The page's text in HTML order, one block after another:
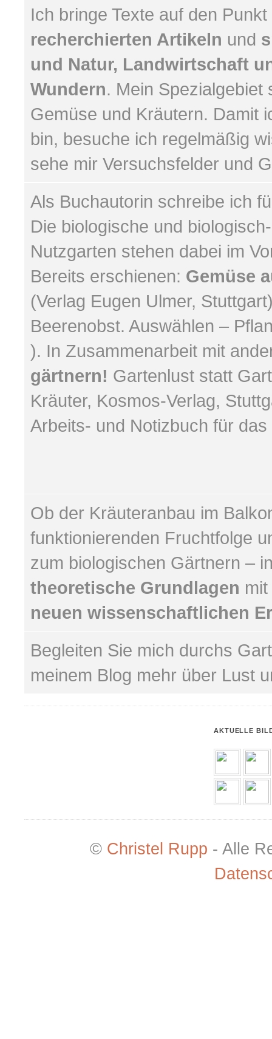
Ich bringe Texte auf den
recherchierten Artikeln und
und Natur, Landwirtschaft
Wundern. Mein Spezialgebiet
Gemüse und Kräutern. Damit
bin, besuche ich regelmäßig
sehe mir Versuchsfelder und
Als Buchautorin schreibe ich
Die biologische und
Nutzgarten stehen dabei im
Bereits erschienen: Gemüse
(Verlag Eugen Ulmer,
Beerenobst. Auswählen –
). In Zusammenarbeit mit
gärtnern! Gartenlust statt
Kräuter, Kosmos-Verlag,
Arbeits- und Notizbuch für
Ob der Kräuteranbau im
funktionierenden Fruchtfolge
zum biologischen Gärtnern –
theoretische Grundlagen mit
neuen wissenschaftlichen
Begleiten Sie mich durchs
meinem Blog mehr über Lust
AKTUELLE
© Christel Rupp - Alle